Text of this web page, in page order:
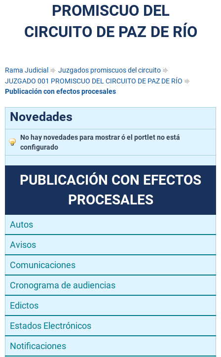
PROMISCUO DEL
CIRCUITO DE PAZ DE RÍO
Rama Judicial
Juzgados promiscuos del circuito
JUZGADO 001 PROMISCUO DEL CIRCUITO DE PAZ DE RÍO
Publicación con efectos procesales
Novedades
No hay novedades para mostrar ó el portlet no está
configurado
PUBLICACIÓN CON EFECTOS
PROCESALES
Autos
Avisos
Comunicaciones
Cronograma de audiencias
Edictos
Estados Electrónicos
Notificaciones